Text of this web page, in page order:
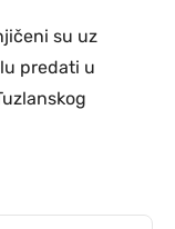
su uz
predati u